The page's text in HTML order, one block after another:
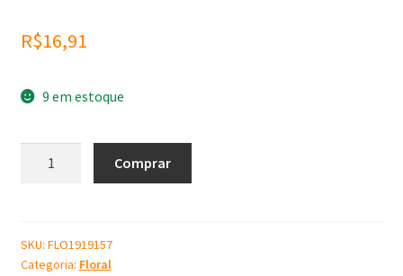
R$16,91
9 em estoque
De
Hera
Comprar
SKU: FLO1919157
Categoria: Floral